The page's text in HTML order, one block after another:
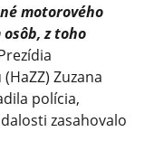
motorového
z toho
Zuzana
polícia,
zasahovalo